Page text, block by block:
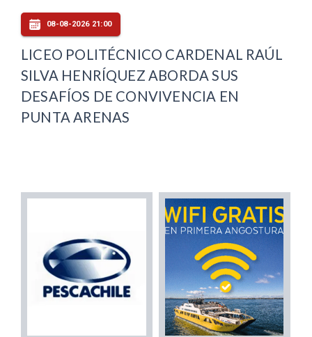
08-08-2026 21:00
LICEO POLITÉCNICO CARDENAL RAÚL
SILVA HENRÍQUEZ ABORDA SUS
DESAFÍOS DE CONVIVENCIA EN
PUNTA ARENAS